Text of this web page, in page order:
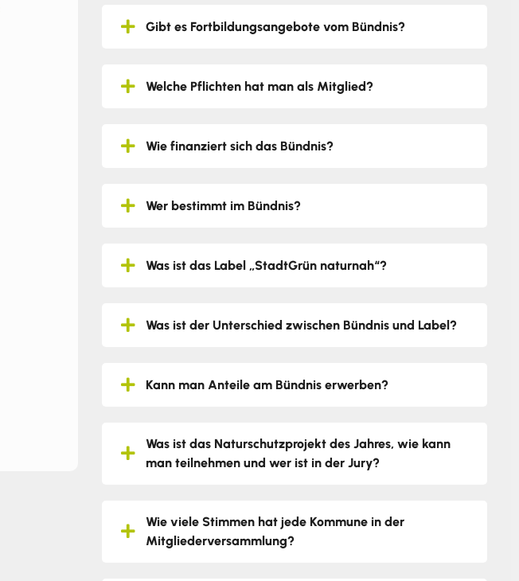
Gibt es Fortbildungsangebote vom Bündnis?
Welche Pflichten hat man als Mitglied?
Wie finanziert sich das Bündnis?
Wer bestimmt im Bündnis?
Was ist das Label „StadtGrün naturnah“?
Was ist der Unterschied zwischen Bündnis und Label?
Kann man Anteile am Bündnis erwerben?
Was ist das Naturschutzprojekt des Jahres, wie kann
man teilnehmen und wer ist in der Jury?
Wie viele Stimmen hat jede Kommune in der
Mitgliederversammlung?